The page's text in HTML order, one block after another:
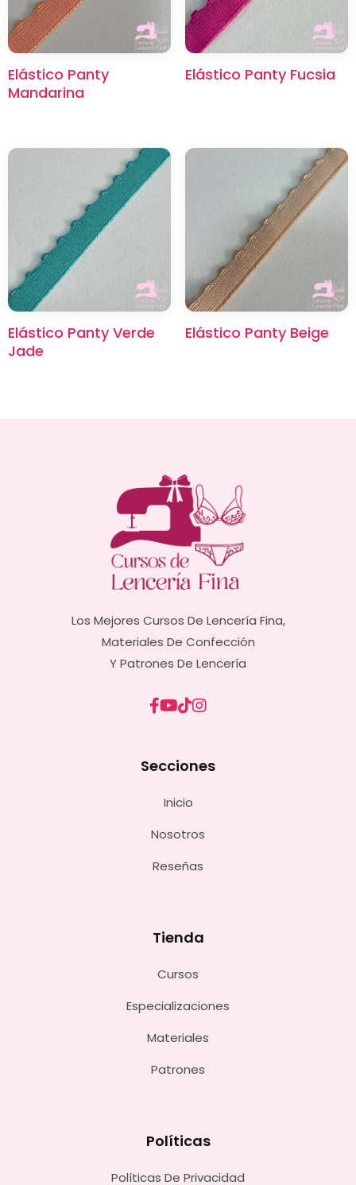
Elástico Panty
Mandarina
Elástico Panty Fucsia
Elástico Panty Verde
Jade
Elástico Panty Beige
Los Mejores Cursos De Lencería Fina,
Materiales De Confección
Y Patrones De Lencería
Secciones
Inicio
Nosotros
Reseñas
Tienda
Cursos
Especializaciones
Materiales
Patrones
Políticas
Políticas De Privacidad